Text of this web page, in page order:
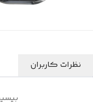
نظرات کاربران